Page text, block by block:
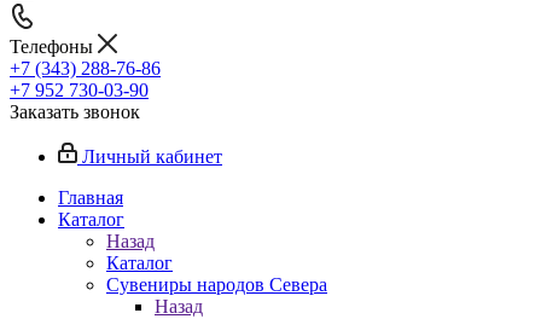
Телефоны
+7 (343) 288-76-86
+7 952 730-03-90
Заказать звонок
Личный кабинет
Главная
Каталог
Назад
Каталог
Сувениры народов Севера
Назад